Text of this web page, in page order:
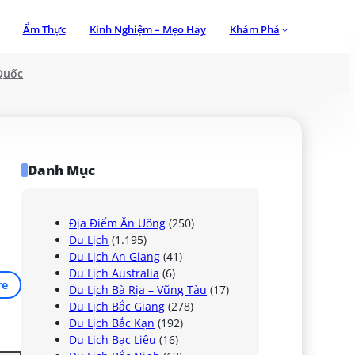
Ẩm Thực Kinh Nghiệm – Mẹo Hay Khám Phá
Danh Mục
Địa Điểm Ăn Uống (250)
Du Lịch (1.195)
Du Lịch An Giang (41)
Du Lịch Australia (6)
Du Lịch Bà Rịa – Vũng Tàu (17)
Du Lịch Bắc Giang (278)
Du Lịch Bắc Kạn (192)
Du Lịch Bạc Liêu (16)